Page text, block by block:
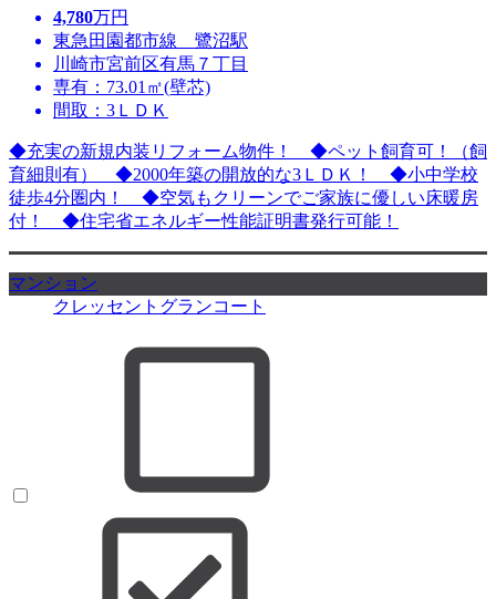
4,780万円
東急田園都市線 鷺沼駅
川崎市宮前区有馬７丁目
専有：73.01㎡(壁芯)
間取：3ＬＤＫ
◆充実の新規内装リフォーム物件！ ◆ペット飼育可！（飼
育細則有） ◆2000年築の開放的な3ＬＤＫ！ ◆小中学校
徒歩4分圏内！ ◆空気もクリーンでご家族に優しい床暖房
付！ ◆住宅省エネルギー性能証明書発行可能！
マンション
クレッセントグランコート